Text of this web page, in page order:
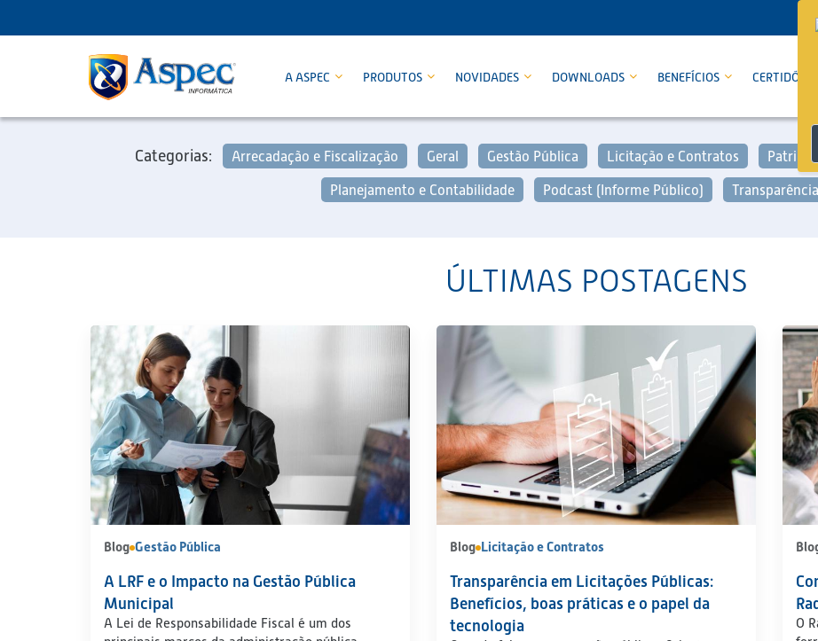
A ASPEC PRODUTOS NOVIDADES DOWNLOADS BENEFÍCIOS CERTIDÕES
Categorias: Arrecadação e Fiscalização Geral Gestão Pública Licitação e Contratos
Planejamento e Contabilidade
Podcast (Informe Público)
ÚLTIMAS POSTAGENS
Blog Gestão Pública
A LRF e o Impacto na Gestão Pública
Municipal
A Lei de Responsabilidade Fiscal é um dos
Blog Licitação e Contratos
Transparência em Licitações Públicas:
Benefícios, boas práticas e o papel da
tecnologia
O